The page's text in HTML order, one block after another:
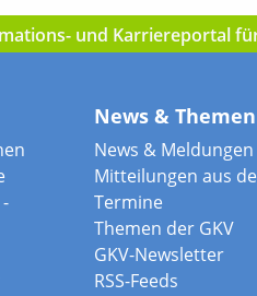
und Karriereportal
News & Themen
News & Meldungen
Mitteilungen aus
Termine
Themen der GKV
GKV-Newsletter
RSS-Feeds